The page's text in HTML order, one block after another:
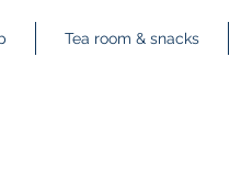
Tea room & snacks